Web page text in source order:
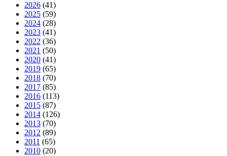
2026 (41)
2025 (59)
2024 (28)
2023 (41)
2022 (36)
2021 (50)
2020 (41)
2019 (65)
2018 (70)
2017 (85)
2016 (113)
2015 (87)
2014 (126)
2013 (70)
2012 (89)
2011 (65)
2010 (20)